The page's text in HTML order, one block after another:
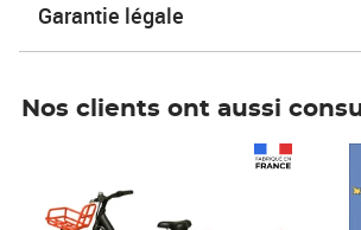
Garantie légale
Nos clients ont aussi
Prix